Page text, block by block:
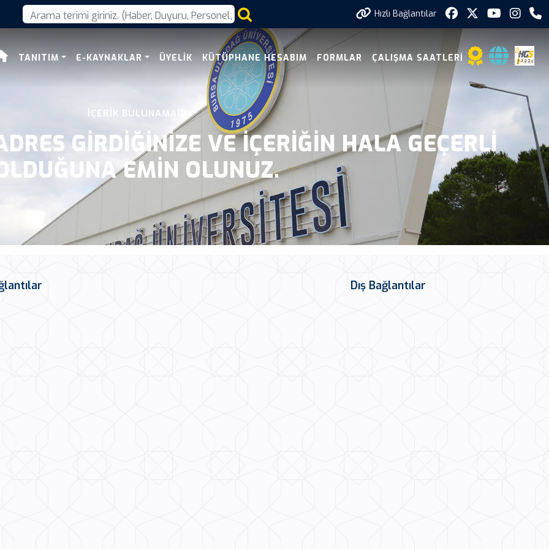
Hızlı Bağlantılar
TANITIM E-KAYNAKLAR ÜYELIK KÜTÜPHANE HESABIM FORMLAR ÇALIŞMA SAATLERI
İÇERIK BULUNAMADI
GIRDIĞINIZE VE IÇERIĞIN HALA GEÇERLI
EMIN OLUNUZ.
Dış Bağlantılar